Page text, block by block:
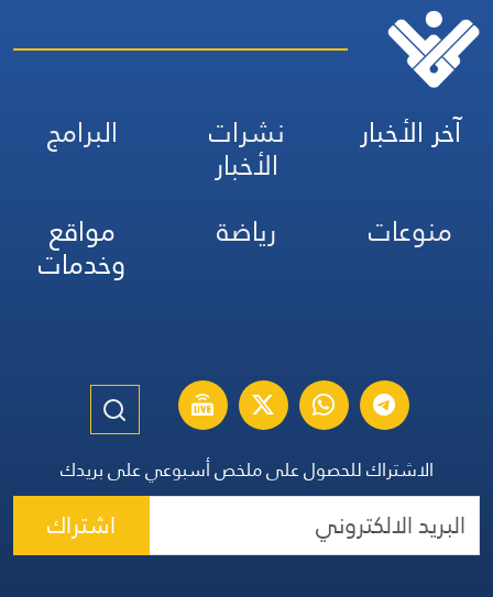
آخر الأخبار نشرات
الأخبار
البرامج
منوعات
رياضة مواقع
وخدمات
الاشتراك للحصول على ملخص أسبوعي على بريدك
اشتراك